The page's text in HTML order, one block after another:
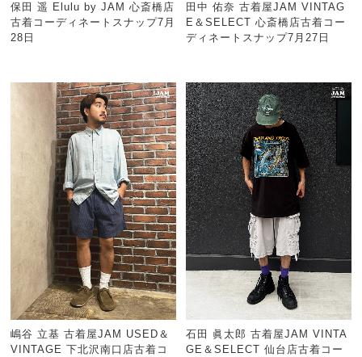
保田 遥 Elulu by JAM 心斎橋店
古着コーディネートスナップ7月
28日
田中 佑奈 古着屋JAM VINTAG
E＆SELECT 心斎橋店古着コー
ディネートスナップ7月27日
嶋谷 立基 古着屋JAM USED＆
VINTAGE 下北沢南口店古着コ
石田 眞太郎 古着屋JAM VINTA
GE＆SELECT 仙台店古着コー